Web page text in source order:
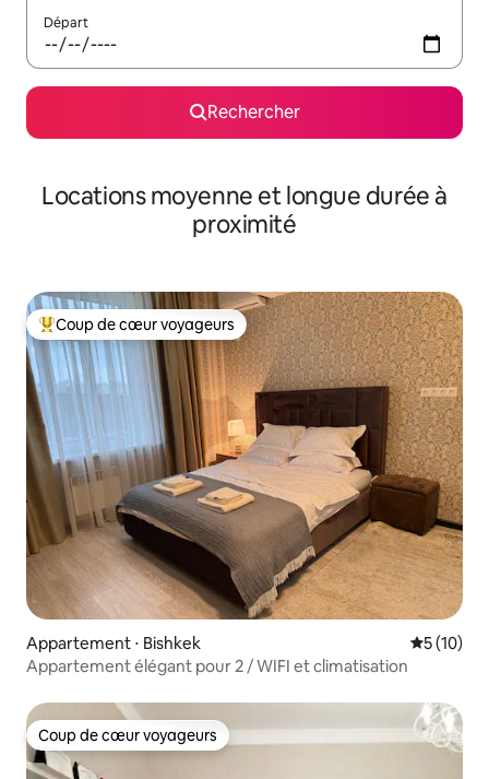
Départ
Rechercher
Locations moyenne et longue durée à
proximité
Coups de cœur voyageurs les plus appréciés
Coup de cœur voyageurs
Appartement ⋅ Bishkek
5 (10)
Appartement élégant pour 2 / WIFI et climatisation
Coup de cœur voyageurs
Coup de cœur voyageurs